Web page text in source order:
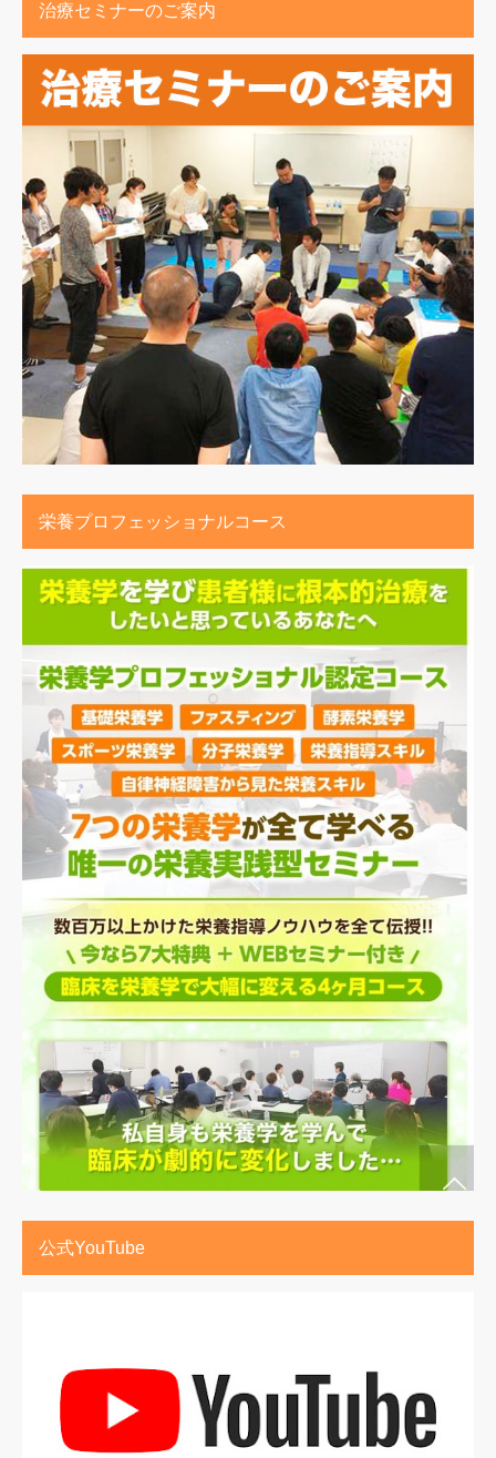
治療セミナーのご案内
栄養プロフェッショナルコース
公式YouTube